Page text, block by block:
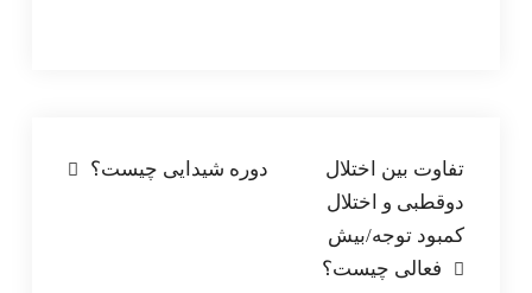
راهبری
نوشته
دوره شیدایی چیست؟
تفاوت بین اختلال
دوقطبی و اختلال
کمبود توجه/بیش
فعالی چیست؟